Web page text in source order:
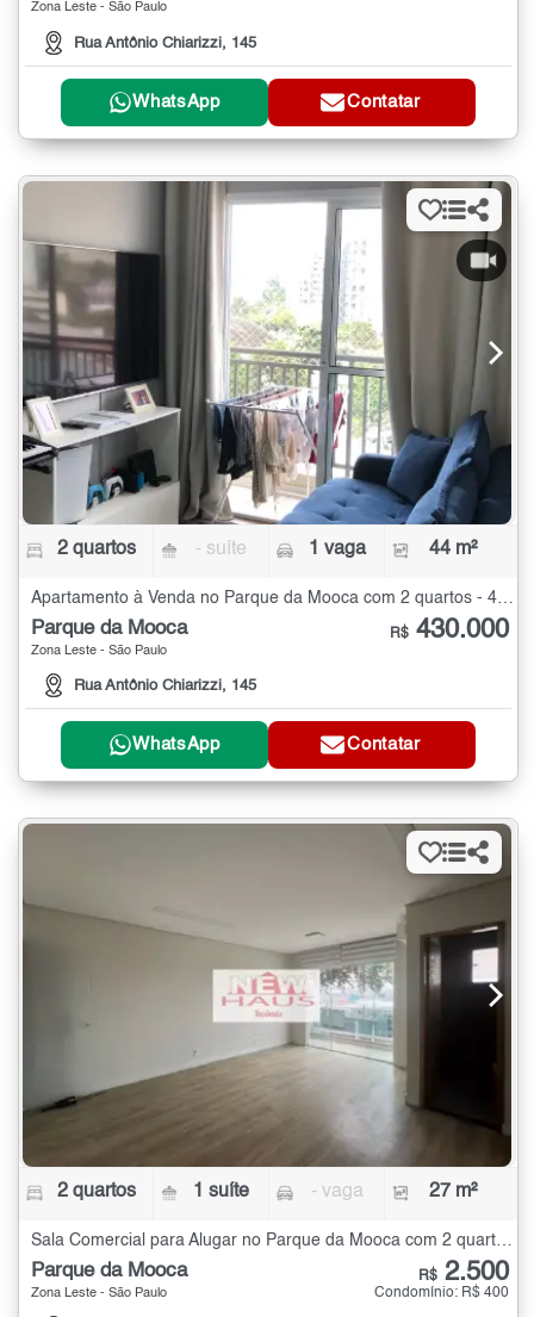
Zona Leste - São Paulo
Rua Antônio Chiarizzi, 145
WhatsApp Contatar
2 quartos - suíte 1 vaga 44 m²
Parque da Mooca
Zona Leste - São Paulo
Rua Antônio Chiarizzi, 145
R$ 430.000
WhatsApp Contatar
2 quartos 1 suíte - vaga 27 m²
Sala Comercial para Alugar no Parque da Mooca com 2 quartos - 27 m²
Parque da Mooca
Zona Leste - São Paulo
R$ 2.500
Condomínio: R$ 400